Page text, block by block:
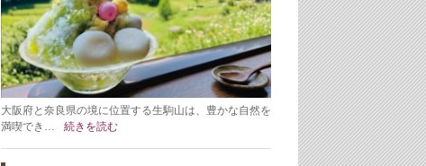
大阪府と奈良県の境に位置する生駒山は、豊かな自然を
満喫でき…
続きを読む